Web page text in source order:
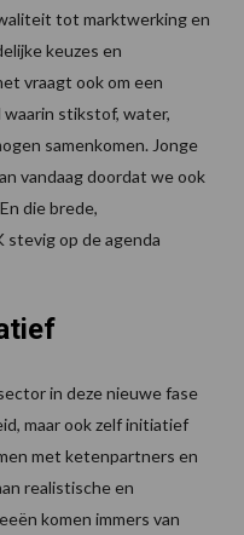
tot marktwerking en
keuzes en
vraagt ook om een
stikstof, water,
samenkomen. Jonge
vandaag doordat we ook
die brede,
stevig op de agenda
in deze nieuwe fase
maar ook zelf initiatief
met ketenpartners en
realistische en
komen immers van